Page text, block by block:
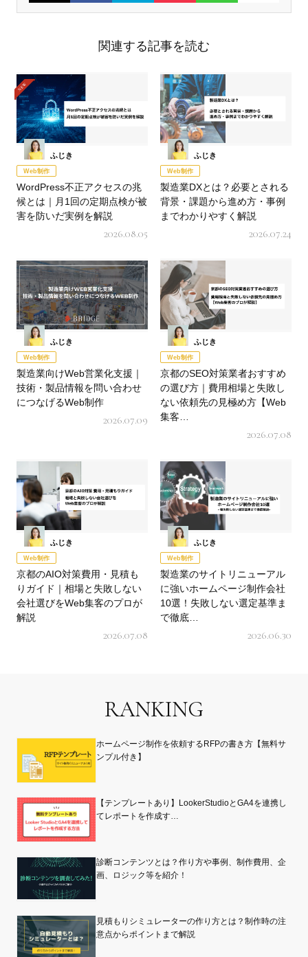
ク
関連する記事を読む
ふじき
Web制作
WordPress不正アクセスの兆
候とは｜月1回の定期点検が被
害を防いだ実例を解説
2026.08.05
ふじき
Web制作
製造業DXとは？必要とされる
背景・課題から進め方・事例
までわかりやすく解説
2026.07.24
ふじき
Web制作
製造業向けWeb営業化支援｜
技術・製品情報を問い合わせ
につなげるWeb制作
2026.07.09
ふじき
Web制作
京都のSEO対策業者おすすめ
の選び方｜費用相場と失敗し
ない依頼先の見極め方【Web
集客…
2026.07.08
ふじき
Web制作
京都のAIO対策費用・見積も
りガイド｜相場と失敗しない
会社選びをWeb集客のプロが
解説
2026.07.08
ふじき
Web制作
製造業のサイトリニューアル
に強いホームページ制作会社
10選！失敗しない選定基準ま
で徹底…
2026.06.30
RANKING
ホームページ制作を依頼するRFPの書き方【無料サ
ンプル付き】
【テンプレートあり】LookerStudioとGA4を連携し
てレポートを作成す…
診断コンテンツとは？作り方や事例、制作費用、企
画、ロジック等を紹介！
見積もりシミュレーターの作り方とは？制作時の注
意点からポイントまで解説